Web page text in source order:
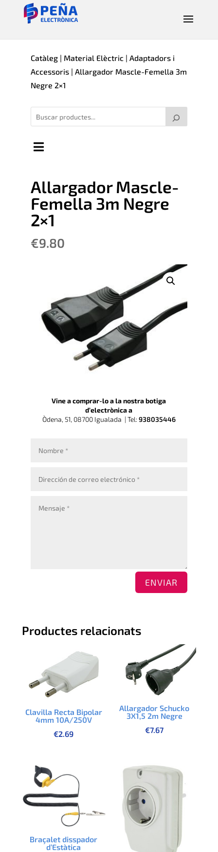
Catàleg| Material Elèctric | Adaptadors i
Accessoris| Allargador Mascle-Femella 3m
Negre 2×1
Allargador Mascle-
Femella 3m Negre
2×1
€9.80
Vine a comprar-lo a la nostra botiga
d’electrònica a
Òdena, 51, 08700 Igualada | Tel: 938035446
ENVIAR
Productes relacionats
Clavilla Recta Bipolar
4mm 10A/250V
€2.69
Allargador Schucko
3X1,5 2m Negre
€7.67
Braçalet disspador
d’Estàtica